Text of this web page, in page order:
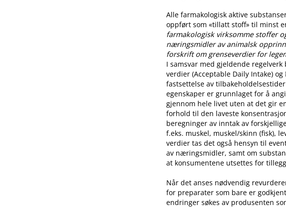
Alle farmakologisk aktive
oppført som «tillatt stoff» til minst
farmakologisk virksomme stoffer
næringsmidler av animalsk
forskrift om grenseverdier for
I samsvar med gjeldende regelverk
verdier (Acceptable Daily Intake)
fastsettelse av
egenskaper er grunnlaget for å
gjennom hele livet uten at det gir
forhold til den laveste
beregninger av inntak av
f.eks. muskel, muskel​/​skinn (fisk),
verdier tas det også hensyn til
av næringsmidler, samt om
at konsumentene utsettes for
Når det anses nødvendig
for preparater som bare er
endringer søkes av produsenten